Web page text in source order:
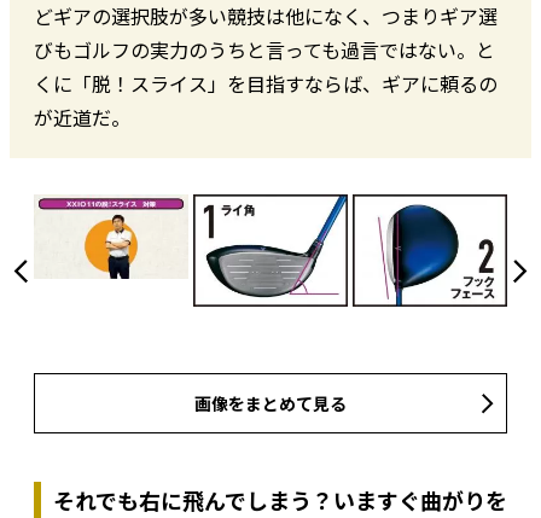
どギアの選択肢が多い競技は他になく、つまりギア選
びもゴルフの実力のうちと言っても過言ではない。と
くに「脱！スライス」を目指すならば、ギアに頼るの
が近道だ。
画像をまとめて見る
それでも右に飛んでしまう？いますぐ曲がりを